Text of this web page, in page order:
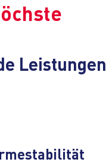
Leistungen